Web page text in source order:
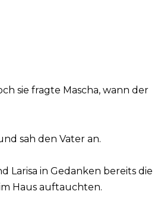
sie fragte Mascha, wann der
sah den Vater an.
Larisa in Gedanken bereits die
Haus auftauchten.